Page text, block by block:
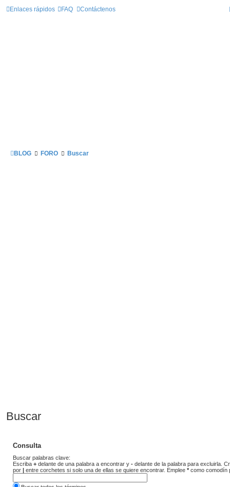
Enlaces rápidos FAQ Contáctenos
BLOG FORO Buscar
Buscar
Consulta
Buscar palabras clave:
Escriba + delante de una palabra a encontrar y - delante de la palabra para excluirla.
por | entre corchetes si solo una de ellas se quiere encontrar. Emplee * como comodín